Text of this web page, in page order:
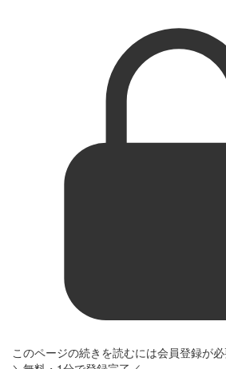
このページの続きを読むには会員登録が